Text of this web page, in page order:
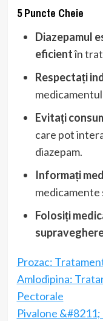
5 Puncte Cheie
Diazepamul
eficientîn
Respectați
Evitați
care pot
diazepam.
Informați
medicamente
Folosiți
Prozac:
Amlodipina:
Pectorale
Pivalone